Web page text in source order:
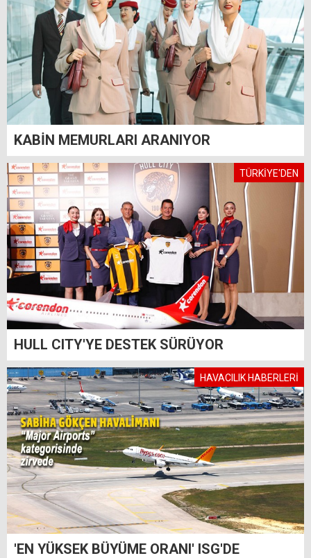
KABİN MEMURLARI ARANIYOR
TÜRKİYE'DEN
HULL CITY'YE DESTEK SÜRÜYOR
HAVACILIK HABERLERİ
'EN YÜKSEK BÜYÜME ORANI' ISG'DE